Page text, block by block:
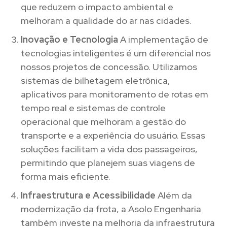
que reduzem o impacto ambiental e
melhoram a qualidade do ar nas cidades.
Inovação e Tecnologia A implementação de
tecnologias inteligentes é um diferencial nos
nossos projetos de concessão. Utilizamos
sistemas de bilhetagem eletrônica,
aplicativos para monitoramento de rotas em
tempo real e sistemas de controle
operacional que melhoram a gestão do
transporte e a experiência do usuário. Essas
soluções facilitam a vida dos passageiros,
permitindo que planejem suas viagens de
forma mais eficiente.
Infraestrutura e Acessibilidade Além da
modernização da frota, a Asolo Engenharia
também investe na melhoria da infraestrutura